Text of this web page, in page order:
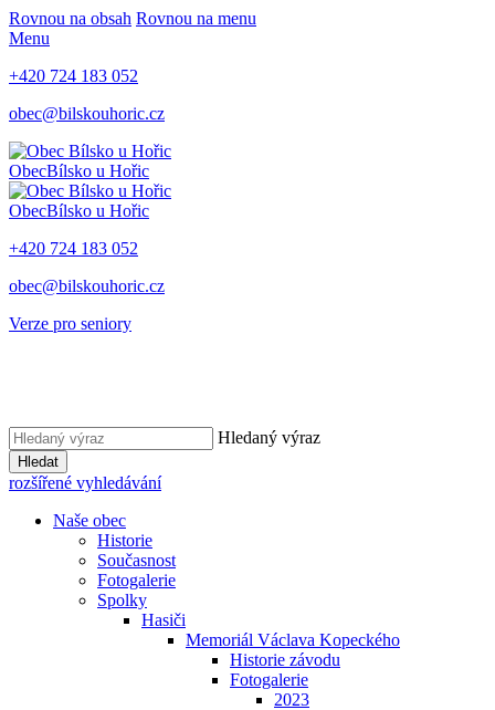
Rovnou na obsah Rovnou na menu
Menu
+420 724 183 052
obec@bilskouhoric.cz
ObecBílsko u Hořic
ObecBílsko u Hořic
+420 724 183 052
obec@bilskouhoric.cz
Verze pro seniory
Hledaný výraz
Hledat
rozšířené vyhledávání
Naše obec
Historie
Současnost
Fotogalerie
Spolky
Hasiči
Memoriál Václava Kopeckého
Historie závodu
Fotogalerie
2023